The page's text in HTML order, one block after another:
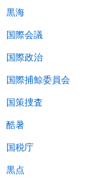
黒海
国際会議
国際政治
国際捕鯨委員会
国策捜査
酷暑
国税庁
黒点